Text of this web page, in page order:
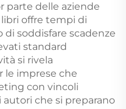
parte delle aziende
offre tempi di
di soddisfare scadenze
standard
si rivela
le imprese che
con vincoli
che si preparano